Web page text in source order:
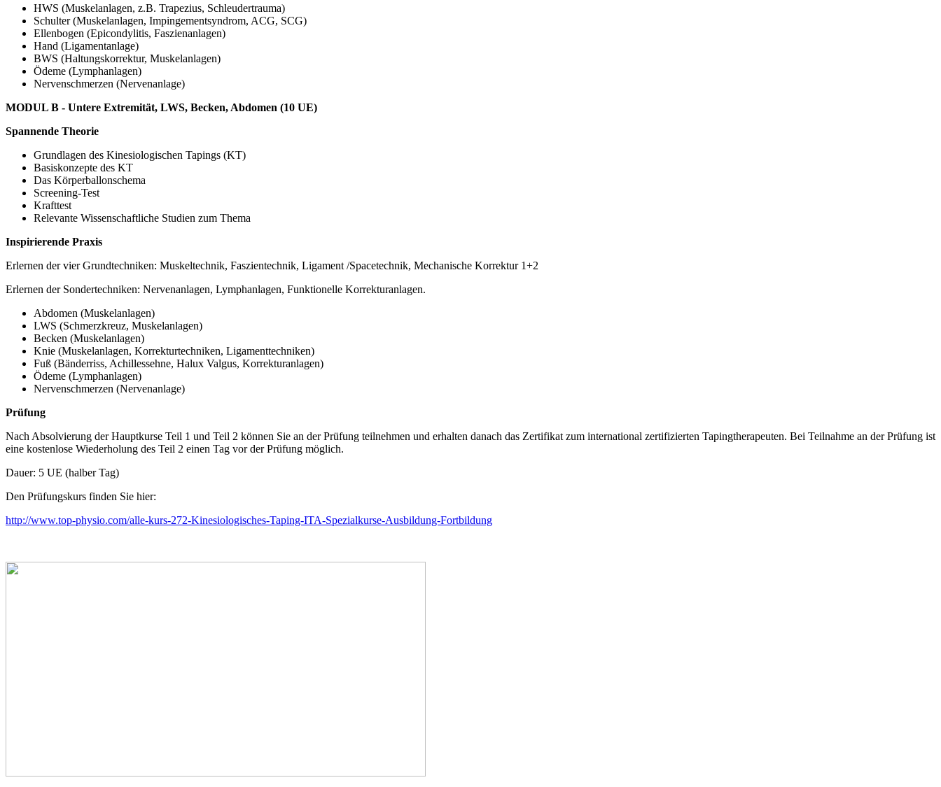
HWS (Muskelanlagen, z.B. Trapezius, Schleudertrauma)
Schulter (Muskelanlagen, Impingementsyndrom, ACG, SCG)
Ellenbogen (Epicondylitis, Faszienanlagen)
Hand (Ligamentanlage)
BWS (Haltungskorrektur, Muskelanlagen)
Ödeme (Lymphanlagen)
Nervenschmerzen (Nervenanlage)
MODUL B - Untere Extremität, LWS, Becken, Abdomen (10 UE)
Spannende Theorie
Grundlagen des Kinesiologischen Tapings (KT)
Basiskonzepte des KT
Das Körperballonschema
Screening-Test
Krafttest
Relevante Wissenschaftliche Studien zum Thema
Inspirierende Praxis
Erlernen der vier Grundtechniken: Muskeltechnik, Faszientechnik, Ligament /Spacetechnik, Mechanische Korrektur 1+2
Erlernen der Sondertechniken: Nervenanlagen, Lymphanlagen, Funktionelle Korrekturanlagen.
Abdomen (Muskelanlagen)
LWS (Schmerzkreuz, Muskelanlagen)
Becken (Muskelanlagen)
Knie (Muskelanlagen, Korrekturtechniken, Ligamenttechniken)
Fuß (Bänderriss, Achillessehne, Halux Valgus, Korrekturanlagen)
Ödeme (Lymphanlagen)
Nervenschmerzen (Nervenanlage)
Prüfung
Nach Absolvierung der Hauptkurse Teil 1 und Teil 2 können Sie an der Prüfung teilnehmen und erhalten danach das Zertifikat zum international zertifizierten Tapingtherapeuten. Bei Teilnahme an der Prüfung ist
eine kostenlose Wiederholung des Teil 2 einen Tag vor der Prüfung möglich.
Dauer: 5 UE (halber Tag)
Den Prüfungskurs finden Sie hier:
http://www.top-physio.com/alle-kurs-272-Kinesiologisches-Taping-ITA-Spezialkurse-Ausbildung-Fortbildung